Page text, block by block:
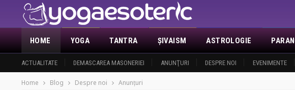
HOME
ACTUALITATE DEMASCAREA MASONERIEI ANUNŢURI DESPRE NOI EVENIMENTE
YOGA TANTRA ŞIVAISM ASTROLOGIE
Home Blog Despre noi Anunţuri